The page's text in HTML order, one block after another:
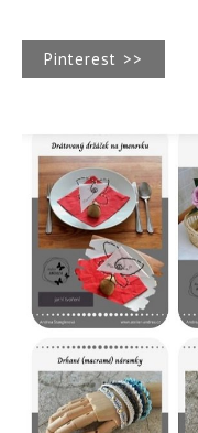
Pinterest >>